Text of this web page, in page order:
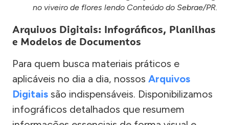
no viveiro de flores lendo Conteúdo do Sebrae/PR.
Arquivos Digitais: Infográficos, Planilhas
e Modelos de Documentos
Para quem busca materiais práticos e
aplicáveis no dia a dia, nossos Arquivos
Digitais são indispensáveis. Disponibilizamos
infográficos detalhados que resumem